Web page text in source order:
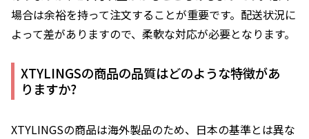
場合は余裕を持って注文することが重要です。配送状況に
よって差がありますので、柔軟な対応が必要となります。
XTYLINGSの商品の品質はどのような特徴があ
りますか?
XTYLINGSの商品は海外製品のため、日本の基準とは異な